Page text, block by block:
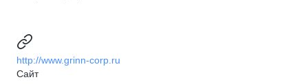
http://www.grinn-corp.ru
Сайт